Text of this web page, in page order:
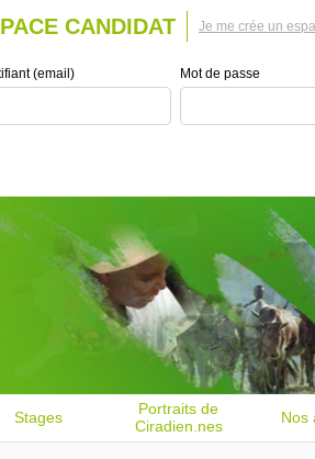
CANDIDAT
(email) Mot de passe
Je me crée un
Stages
Portraits de
Ciradien.nes
Nos